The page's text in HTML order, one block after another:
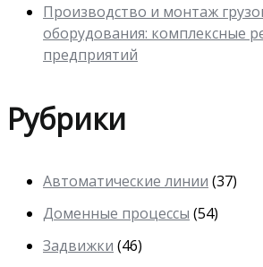
Производство и монтаж
оборудования: комплексные
предприятий
Рубрики
Автоматические линии (37)
Доменные процессы (54)
Задвижки (46)